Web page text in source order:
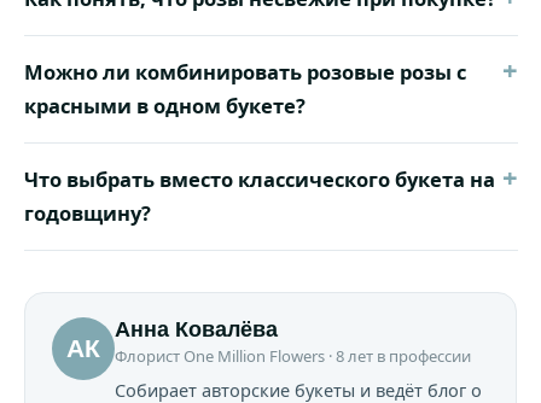
Можно ли комбинировать розовые розы с
красными в одном букете?
+
Что выбрать вместо классического букета на
годовщину?
+
АК
Анна Ковалёва
Флорист One Million Flowers · 8 лет в профессии
Собирает авторские букеты и ведёт блог о